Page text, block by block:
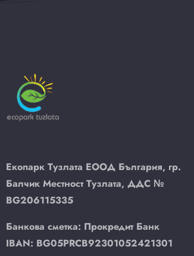
Екопарк Тузлата ЕООД България, гр.
Балчик Местност Тузлата, ДДС №
BG206115335
Банкова сметка: Прокредит Банк
IBAN: BG05PRCB92301052421301